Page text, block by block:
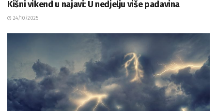
Kišni vikend u najavi: U nedjelju više padavina
24/10/2025